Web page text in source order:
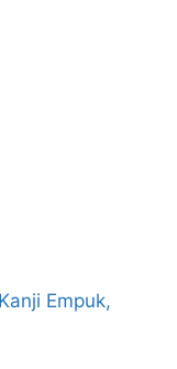
Empuk,